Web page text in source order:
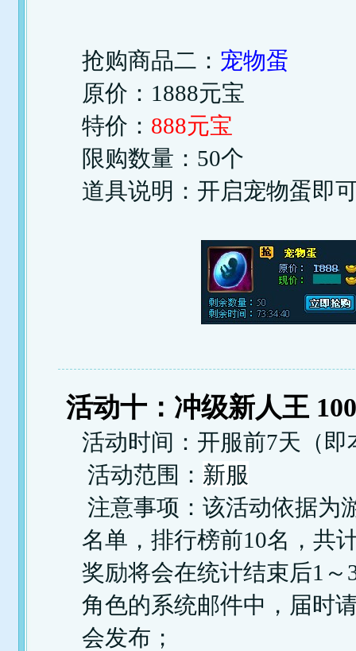
抢购商品二： 宠物蛋
原价：1888元宝
特价： 888元宝
限购数量：50个
道具说明：开启宠物蛋即
活动十：冲级新人王
活动时间：开服前7天（即
活动范围： 新服
注意事项：该活动依据为
名单，排行榜前10名，共
奖励将会在统计结束后1
角色的系统邮件中，届时
会发布；